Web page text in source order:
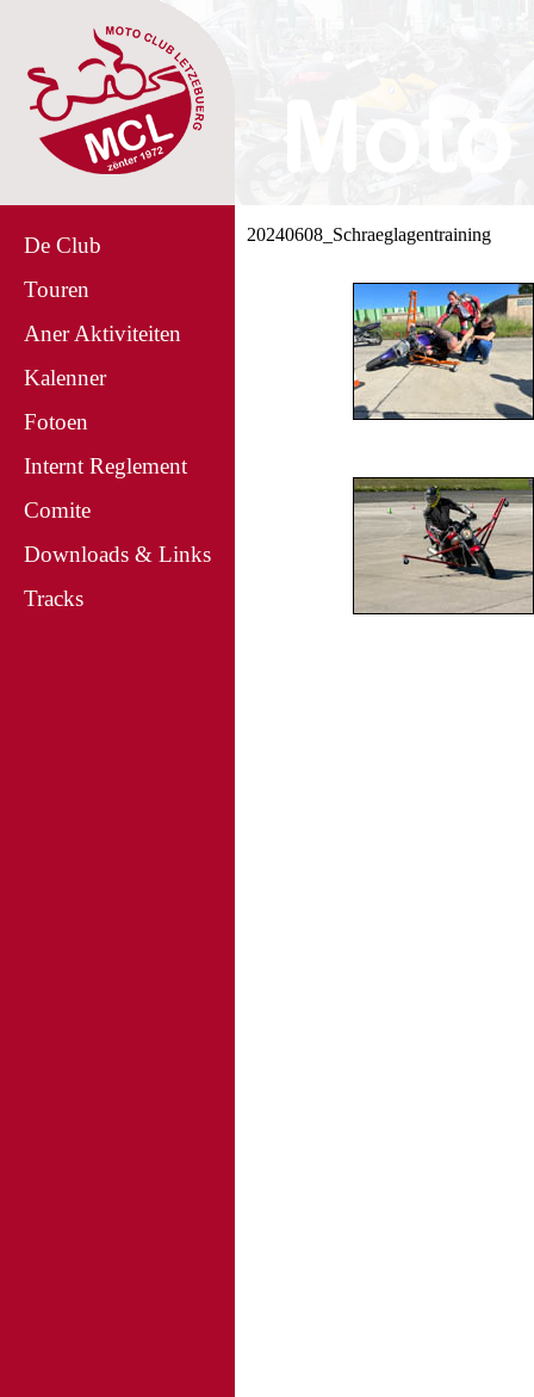
De Club
Touren
Aner Aktiviteiten
Kalenner
Fotoen
Internt Reglement
Comite
Downloads & Links
Tracks
20240608_Schraeglagentraining